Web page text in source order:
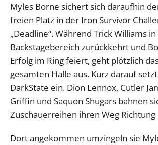
Myles Borne sichert sich daraufhin
freien Platz in der Iron Survivor
„Deadline“. Während Trick Williams
Backstagebereich zurückkehrt und
Erfolg im Ring feiert, geht plötzlich
gesamten Halle aus. Kurz darauf
DarkState ein. Dion Lennox, Cutler
Griffin und Saquon Shugars bahnen
Zuschauerreihen ihren Weg Richtung
Dort angekommen umzingeln sie